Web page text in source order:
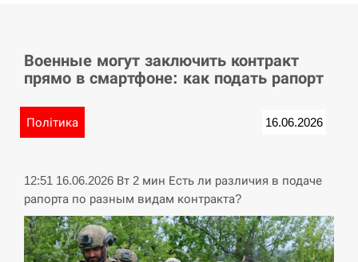
15:40
У Німеччині удар блискавки розділив навпіл
місто в Баварії
СЕРПЕНЬ
СЕРПЕНЬ
15:10
Іспанія попросила партнерів не критикувати
Военные могут заключить контракт
прямо в смартфоне: как подать рапорт
Політика 16.06.2026
12:51 16.06.2026 Вт 2 мин Есть ли различия в подаче
рапорта по разным видам контракта?